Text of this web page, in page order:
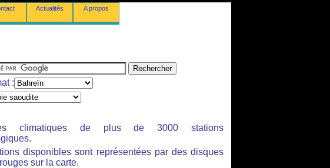
Actualités A propos
:
climatiques de plus de 3000 stations
disponibles sont représentées par des disques
sur la carte.